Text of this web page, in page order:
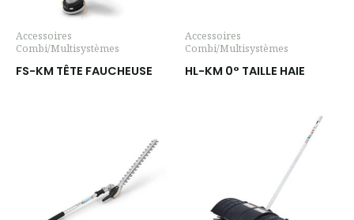
Accessoires
Combi/Multisystèmes
FS-KM TÊTE FAUCHEUSE
Accessoires
Combi/Multisystèmes
HL-KM 0° TAILLE HAIE